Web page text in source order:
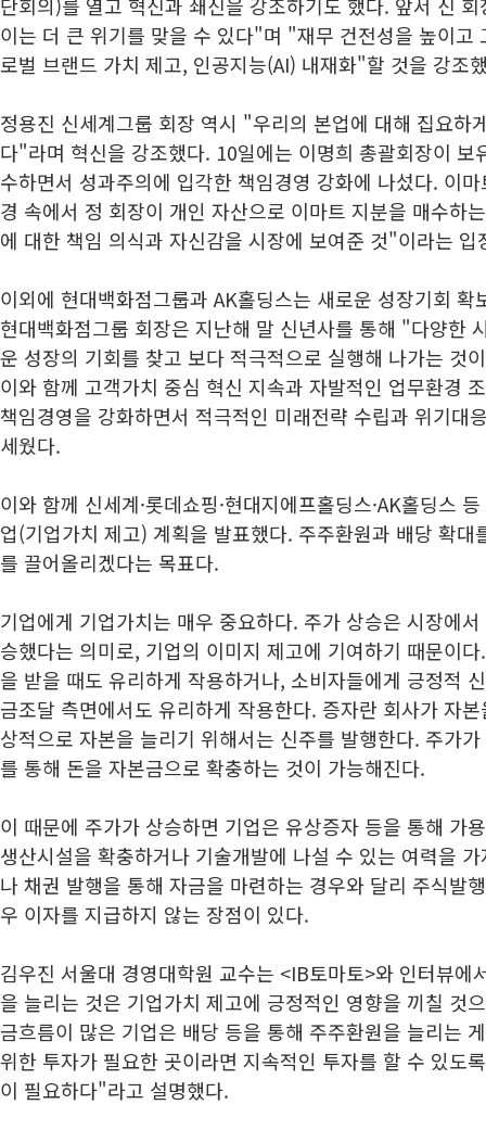
이는 더 큰 위기를 맞을 수 있다"며 "재무 건전성을 높이고
로벌 브랜드 가치 제고, 인공지능(AI) 내재화"할 것을 강조
정용진 신세계그룹 회장 역시 "우리의 본업에 대해 집요하
다"라며 혁신을 강조했다. 10일에는 이명희 총괄회장이
수하면서 성과주의에 입각한 책임경영 강화에 나섰다. 이
경 속에서 정 회장이 개인 자산으로 이마트 지분을 매수하
에 대한 책임 의식과 자신감을 시장에 보여준 것"이라는 입
이외에 현대백화점그룹과 AK홀딩스는 새로운 성장기회
현대백화점그룹 회장은 지난해 말 신년사를 통해 "다양한
운 성장의 기회를 찾고 보다 적극적으로 실행해 나가는 것
이와 함께 고객가치 중심 혁신 지속과 자발적인 업무환경
책임경영을 강화하면서 적극적인 미래전략 수립과 위기대
세웠다.
이와 함께 신세계·롯데쇼핑·현대지에프홀딩스·AK홀딩스
업(기업가치 제고) 계획을 발표했다. 주주환원과 배당 확대
를 끌어올리겠다는 목표다.
기업에게 기업가치는 매우 중요하다. 주가 상승은 시장에
승했다는 의미로, 기업의 이미지 제고에 기여하기 때문이
을 받을 때도 유리하게 작용하거나, 소비자들에게 긍정적
금조달 측면에서도 유리하게 작용한다. 증자란 회사가 자
상적으로 자본을 늘리기 위해서는 신주를 발행한다. 주가
를 통해 돈을 자본금으로 확충하는 것이 가능해진다.
이 때문에 주가가 상승하면 기업은 유상증자 등을 통해 가
생산시설을 확충하거나 기술개발에 나설 수 있는 여력을
나 채권 발행을 통해 자금을 마련하는 경우와 달리 주식발
우 이자를 지급하지 않는 장점이 있다.
김우진 서울대 경영대학원 교수는 <IB토마토>와 인터뷰에
을 늘리는 것은 기업가치 제고에 긍정적인 영향을 끼칠 것
금흐름이 많은 기업은 배당 등을 통해 주주환원을 늘리는
위한 투자가 필요한 곳이라면 지속적인 투자를 할 수 있도
이 필요하다"라고 설명했다.